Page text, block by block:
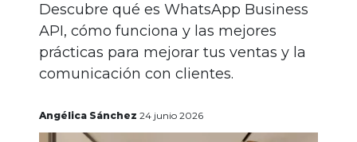
¡Hablemos!
gratis
Descubre qué es WhatsApp Business
API, cómo funciona y las mejores
prácticas para mejorar tus ventas y la
comunicación con clientes.
Angélica Sánchez 24 junio 2026